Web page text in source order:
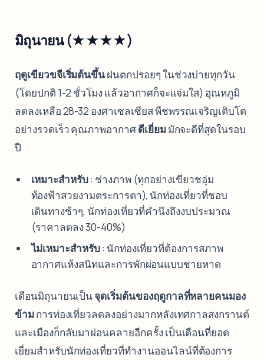
มิถุนายน (★★★★)
ฤดูเขียวขจีเริ่มต้นขึ้นฝนตกปรอยๆ ในช่วงบ่ายทุกวัน
(โดยปกติ 1-2 ชั่วโมง แล้วอากาศก็จะแจ่มใส) อุณหภูมิ
ลดลงเหลือ 28-32 องศาเซลเซียส พืชพรรณเจริญเติบโต
อย่างรวดเร็ว คุณภาพอากาศดีเยี่ยมมักจะดีที่สุดในรอบ
ปี
เหมาะสำหรับ: ช่างภาพ (ทุกอย่างเขียวชอุ่ม
ท้องฟ้าสวยงามตระการตา), นักท่องเที่ยวที่ชอบ
เดินทางช้าๆ, นักท่องเที่ยวที่คำนึงถึงงบประมาณ
(ราคาลดลง 30-40%)
ไม่เหมาะสำหรับ: นักท่องเที่ยวที่ต้องการสภาพ
อากาศแห้งสนิทและการพักผ่อนแบบชายหาด
เดือนมิถุนายนเป็นจุดเริ่มต้นของฤดูกาลที่หลายคนมอง
ข้ามการท่องเที่ยวลดลงอย่างมากหลังเทศกาลสงกรานต์
และเมืองก็กลับมาผ่อนคลายอีกครั้ง เป็นเดือนที่ยอด
เยี่ยมสำหรับนักท่องเที่ยวที่ทำงานออนไลน์ที่ต้องการ